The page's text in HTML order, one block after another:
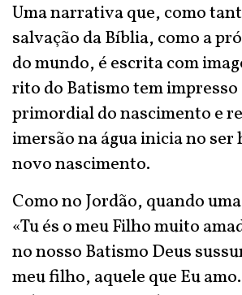
Uma narrativa que, como
salvação da Bíblia, como a
do mundo, é escrita com
rito do Batismo tem impresso
primordial do nascimento e
imersão na água inicia no ser
novo nascimento.
Como no Jordão, quando
«Tu és o meu Filho muito
no nosso Batismo Deus
meu filho, aquele que Eu